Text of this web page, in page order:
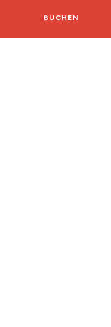
BUCHEN